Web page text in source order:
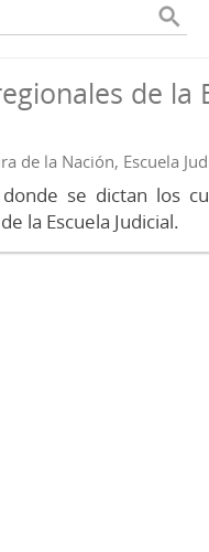
de la
de la Nación, Escuela
se dictan los
la Escuela Judicial.